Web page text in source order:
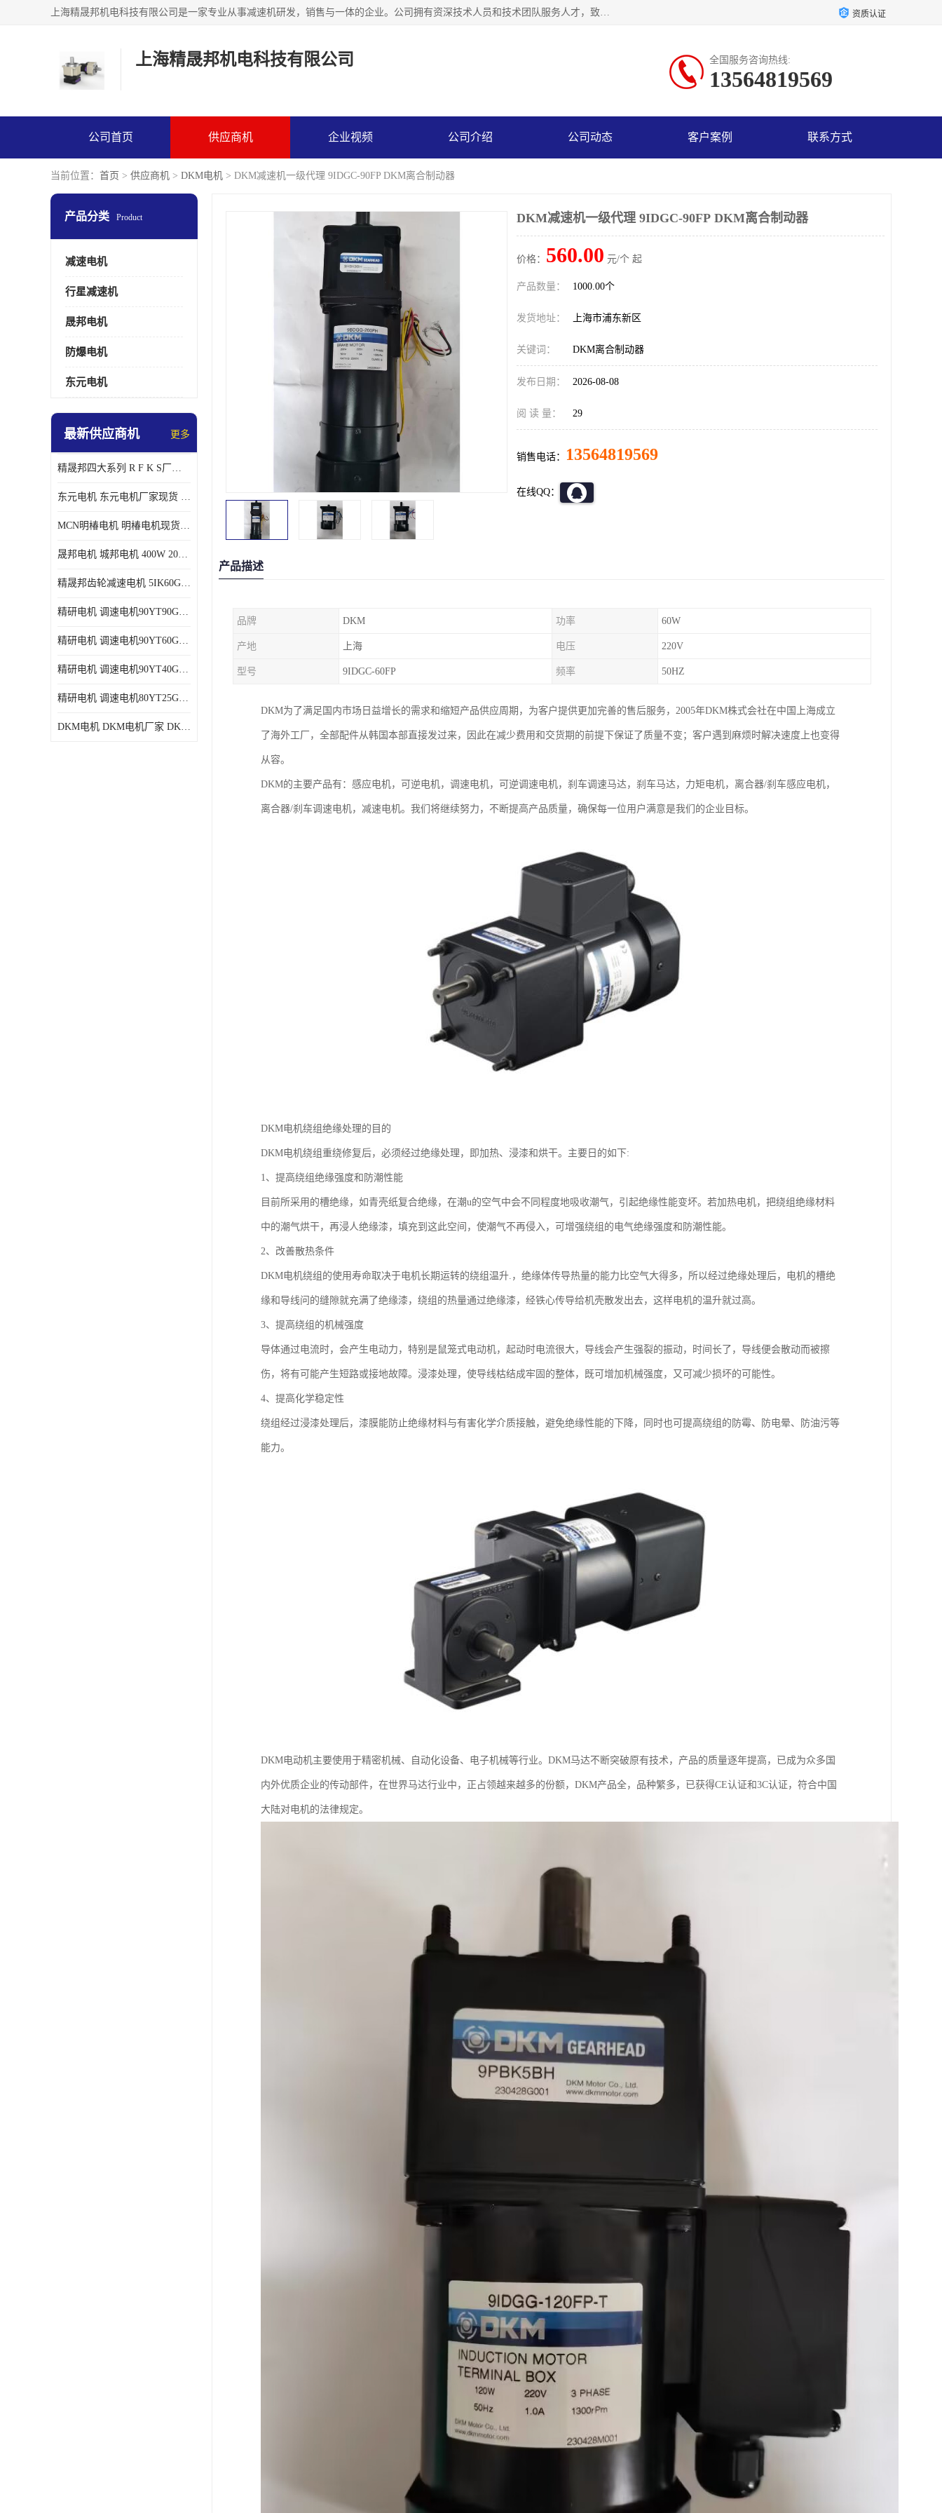
上海精晟邦机电科技有限公司是一家专业从事减速机研发，销售与一体的企业。公司拥有资深技术人员和技术团队服务人才，致力于为广大客户提供专业，细致的产品服务。主营产品有：中型减速电机，微型调速电机，精密行星减速机，蜗轮蜗杆减速机，RFKS四大系列减速机，SKM双曲面齿轮减速机，齿轮减速电机，行星减速机，防爆电机，变频器等系列；产品广泛用于汽车，船舶，能源，环保，包装，物流等领域，欢迎咨询。 资质认证
上海精晟邦机电科技有限公司 全国服务咨询热线:
13564819569
公司首页 供应商机 企业视频 公司介绍 公司动态 客户案例 联系方式
当前位置： 首页 > 供应商机 > DKM电机 > DKM减速机一级代理 9IDGC-90FP DKM离合制动器
产品分类 Product
减速电机
行星减速机
晟邦电机
防爆电机
东元电机
最新供应商机 更多
精晟邦四大系列 R F K S厂家现货 批发价格
东元电机 东元电机厂家现货 东元电机批发价格
MCN明椿电机 明椿电机现货 明椿电机批发价格
晟邦电机 城邦电机 400W 200W 库电机 德大库 臂电机
精晟邦齿轮减速电机 5IK60GU-CF/5IK60RGU-CF调速电机厂家现货批发价格
精研电机 调速电机90YT90GV22厂家现货批发价格
精研电机 调速电机90YT60GV22厂家现货批发价格
精研电机 调速电机90YT40GV22厂家现货批发价格
精研电机 调速电机80YT25GV22厂家现货批发价格
DKM电机 DKM电机厂家 DKM减速机现货批发价格
DKM减速机一级代理 9IDGC-90FP DKM离合制动器
价格： 560.00 元/个 起
产品数量： 1000.00个
发货地址： 上海市浦东新区
关键词： DKM离合制动器
发布日期： 2026-08-08
阅 读 量： 29
销售电话： 13564819569
在线QQ：
产品描述
品牌 DKM 功率 60W
产地 上海 电压 220V
型号 9IDGC-60FP 频率 50HZ
DKM为了满足国内市场日益增长的需求和缩短产品供应周期，为客户提供更加完善的售后服务，2005年DKM株式会社在中国上海成立
了海外工厂，全部配件从韩国本部直接发过来，因此在减少费用和交货期的前提下保证了质量不变；客户遇到麻烦时解决速度上也变得
从容。
DKM的主要产品有：感应电机，可逆电机，调速电机，可逆调速电机，刹车调速马达，刹车马达，力矩电机，离合器/刹车感应电机，
离合器/刹车调速电机，减速电机。我们将继续努力，不断提高产品质量，确保每一位用户满意是我们的企业目标。
DKM电机绕组绝缘处理的目的
DKM电机绕组重绕修复后，必须经过绝缘处理，即加热、浸漆和烘干。主要日的如下:
1、提高绕组绝缘强度和防潮性能
目前所采用的槽绝缘，如青壳纸复合绝缘，在潮u的空气中会不同程度地吸收潮气，引起绝缘性能变坏。若加热电机，把绕组绝缘材料
中的潮气烘干，再浸人绝缘漆，填充到这此空间，使潮气不再侵入，可增强绕组的电气绝缘强度和防潮性能。
2、改善散热条件
DKM电机绕组的使用寿命取决于电机长期运转的绕组温升.，绝缘体传导热量的能力比空气大得多，所以经过绝缘处理后，电机的槽绝
缘和导线问的缝隙就充满了绝缘漆，绕组的热量通过绝缘漆，经铁心传导给机壳散发出去，这样电机的温升就过高。
3、提高绕组的机械强度
导体通过电流时，会产生电动力，特别是鼠笼式电动机，起动时电流很大，导线会产生强裂的振动，时间长了，导线便会散动而被擦
伤，将有可能产生短路或接地故障。浸漆处理，使导线枯结成牢固的整体，既可增加机械强度，又可减少损坏的可能性。
4、提高化学稳定性
绕组经过浸漆处理后，漆膜能防止绝缘材料与有害化学介质接触，避免绝缘性能的下降，同时也可提高绕组的防霉、防电晕、防油污等
能力。
DKM电动机主要使用于精密机械、自动化设备、电子机械等行业。DKM马达不断突破原有技术，产品的质量逐年提高，已成为众多国
内外优质企业的传动部件，在世界马达行业中，正占领越来越多的份额，DKM产品全，品种繁多，已获得CE认证和3C认证，符合中国
大陆对电机的法律规定。